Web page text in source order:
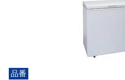
品番